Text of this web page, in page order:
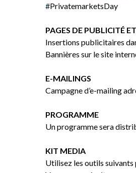
#PrivatemarketsDay
PAGES DE PUBLICITÉ
Insertions publicitaires
Bannières sur le site
E-MAILINGS
Campagne d’e-mailing
PROGRAMME
Un programme sera
KIT MEDIA
Utilisez les outils